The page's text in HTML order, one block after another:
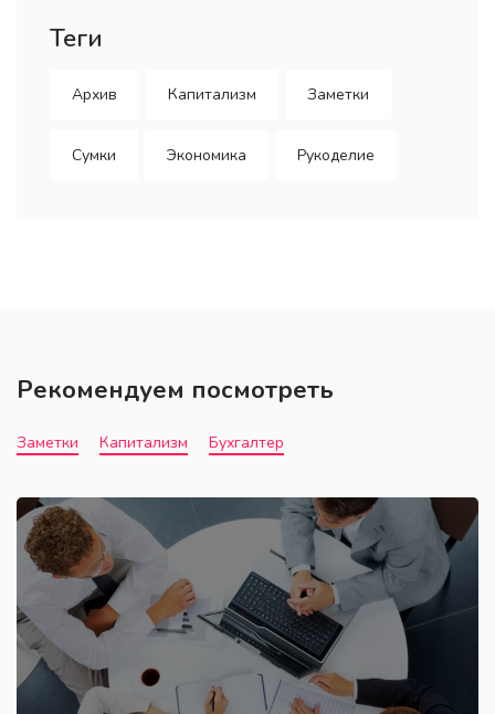
Теги
Архив Капитализм Заметки
Сумки Экономика Рукоделие
Рекомендуем посмотреть
Заметки Капитализм Бухгалтер